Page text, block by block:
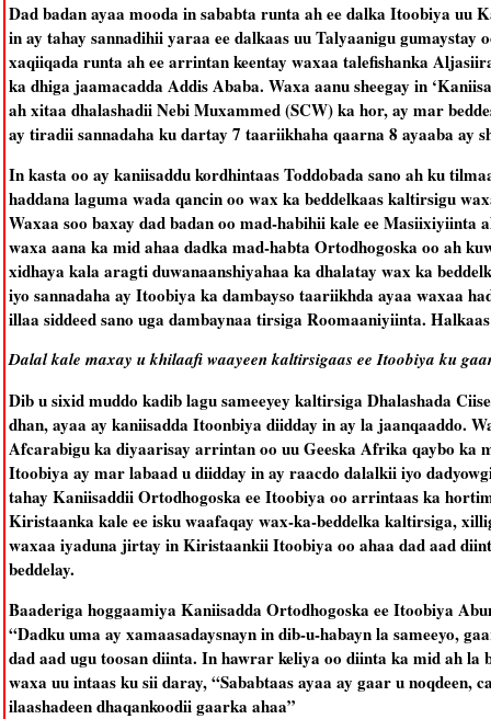
Dad badan ayaa mooda in sababta runta ah ee dalka Itoobiya uu
in ay tahay sannadihii yaraa ee dalkaas uu Talyaanigu
xaqiiqada runta ah ee arrintan keentay waxaa talefishanka
ka dhiga jaamacadda Addis Ababa. Waxa aanu sheegay in
ah xitaa dhalashadii Nebi Muxammed (SCW) ka hor, ay mar
ay tiradii sannadaha ku dartay 7 taariikhaha qaarna 8 ayaaba ay
In kasta oo ay kaniisaddu kordhintaas Toddobada sano ah ku
haddana laguma wada qancin oo wax ka beddelkaas kaltirsigu
Waxaa soo baxay dad badan oo mad-habihii kale ee Masiixiyiinta
waxa aana ka mid ahaa dadka mad-habta Ortodhogoska oo ah
xidhaya kala aragti duwanaanshiyahaa ka dhalatay wax ka
iyo sannadaha ay Itoobiya ka dambayso taariikhda ayaa waxaa
illaa siddeed sano uga dambaynaa tirsiga Roomaaniyiinta.
Dalal kale maxay u khilaafi waayeen kaltirsigaas ee Itoobiya ku
Dib u sixid muddo kadib lagu sameeyey kaltirsiga Dhalashada
dhan, ayaa ay kaniisadda Itoonbiya diidday in ay la jaanqaaddo.
Afcarabigu ka diyaarisay arrintan oo uu Geeska Afrika qaybo ka
Itoobiya ay mar labaad u diidday in ay raacdo dalalkii iyo
tahay Kaniisaddii Ortodhogoska ee Itoobiya oo arrintaas ka
Kiristaanka kale ee isku waafaqay wax-ka-beddelka kaltirsiga,
waxaa iyaduna jirtay in Kiristaankii Itoobiya oo ahaa dad aad
beddelay.
Baaderiga hoggaamiya Kaniisadda Ortodhogoska ee Itoobiya
“Dadku uma ay xamaasadaysnayn in dib-u-habayn la sameeyo,
dad aad ugu toosan diinta. In hawrar keliya oo diinta ka mid ah la
waxa uu intaas ku sii daray, “Sababtaas ayaa ay gaar u noqdeen,
ilaashadeen dhaqankoodii gaarka ahaa”